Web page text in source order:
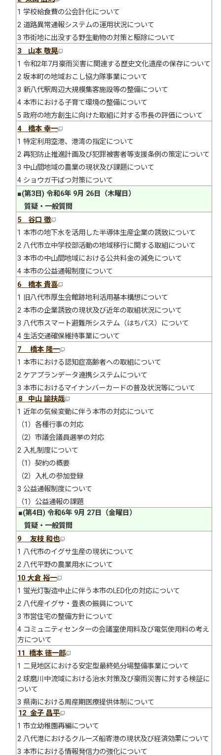
1 学校給食費の公会計化について
2 道路異常通報システムの運用状況について
3 市街地に出没する野生動物の対策と駆除について
3 山本 敬晃
1 令和2年7月豪雨災害に関連する歴史文化遺産の保存について
2 坂本町の地域おこし協力隊事業について
3 新八代駅周辺大規模集客施設等の整備について
4 本市における子育て環境の整備について
5 政府の地方創生に向けた取組に対する市長の評価について
4橋本 幸一
1 特定利用空港、港湾の指定について
2 再犯防止推進計画及び犯罪被害者等支援条例の策定について
3 中山間地域の農業の現状及び課題について
4 ショウガ干ばつ対策について
■(第3日) 令和6年 9月 26日（木曜日）
質疑・一般質問
5 谷口 徹
1 本市の地下水を活用した半導体生産企業の誘致について
2 八代市立中学校部活動の地域移行に関する取組について
3 本市の中山間地域における公共料金の減免について
4 本市の公益通報制度について
6橋本 貴喜
1 旧八代市厚生会館跡地利活用基本構想について
2 本市の企業誘致の現状及び近年の取組状況について
3 八代市スマート避難所システム（はちパス）について
4 生活交通確保維持事業について
7
橋本 隆一
1 本市における認知症高齢者への取組について
2 ケアプランデータ連携システムについて
3 本市におけるマイナンバーカードの普及状況等について
8 中山 諭扶哉
1 近年の気候変動に伴う本市の対応について
（1）各種行事の対応
（2）市議会議員選挙の対応
2 入札制度について
（1）契約の概要
（2）入札の参加登録
3 公益通報制度について
（1）公益通報の課題
■(第4日) 令和6年 9月 27日（金曜日）
質疑・一般質問
9友枝 和也
1 八代市のイグサ生産の現状について
2 八代平野の農業用水について
10 大倉 裕一
1 蛍光灯製造中止に伴う本市のLED化の対応について
2 八代産イグサ・畳表の振興について
3 市営住宅の整備方針について
4 コミュニティセンターの会議室使用料及び電気使用料の考え
方について
11橋本 徳一郎
1 二見地区における安定型最終処分場整備事業について
2 球磨川中流域における治水対策及び豪雨災害に対する検証に
ついて
3 県南における周産期医療提供体制について
12金子 昌平
1 市立幼稚園再編について
2 八代港におけるクルーズ船寄港の現状及び経済効果について
3 本市における情報発信力の強化について